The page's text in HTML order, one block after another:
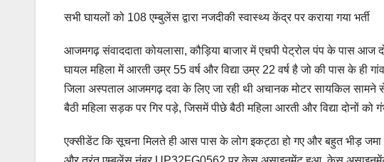
सभी घायलों को 108 एम्बुलेंस द्वारा नजदीकी स्वास्थ्य केंद्र पर कराया गया भर्ती
आजमगढ़ संवाददाता कोयलासा, कौड़िया बाजार में एचपी पेट्रोल पंप के पास आज
घायल महिला में आरती उम्र 55 वर्ष और विद्या उम्र 22 वर्ष है जो की पास के ही
जिला अस्पताल आजमगढ़ दवा के लिए जा रही थी अचानक मोटर सायकिल
बैठी महिला सड़क पर गिर पड़े, जिसमें पीछे बैठी महिला आरती और विद्या दोनों को
एक्सीडेंट कि सूचना मिलते ही आस पास के लोग इकट्ठा हो गए और बहुत भीड़